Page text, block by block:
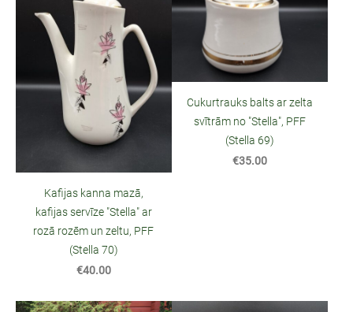
Kafijas kanna mazā,
kafijas servīze "Stella" ar
rozā rozēm un zeltu, PFF
(Stella 70)
€40.00
Cukurtrauks balts ar zelta
svītrām no "Stella", PFF
(Stella 69)
€35.00